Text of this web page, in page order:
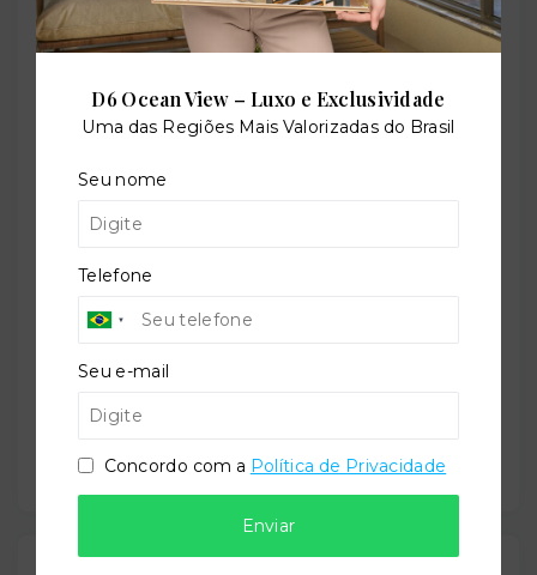
O-52545-80495
Perfil:
Em construção
Previsão de entrega:
30/12/2026
D6 Ocean View – Luxo e Exclusividade
Uma das Regiões Mais Valorizadas do Brasil
Seu nome
Telefone
Seu e-mail
Concordo com a Política de Privacidade
Enviar